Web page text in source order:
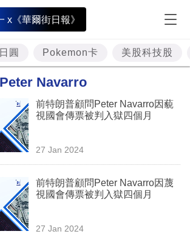
x《華爾街日報》
日圓 Pokemon卡 美股科技股
Peter Navarro
前特朗普顧問Peter Navarro因藐
視國會傳票被判入獄四個月
27 Jan 2024
前特朗普顧問Peter Navarro因蔑
視國會傳票被判入獄四個月
27 Jan 2024